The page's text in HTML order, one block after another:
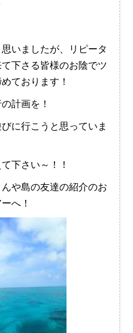
いましたが、リピータ
下さる皆様のお陰でツ
ております！
計画を！
に行こうと思っていま
下さい～！！
や島の友達の紹介のお
へ！